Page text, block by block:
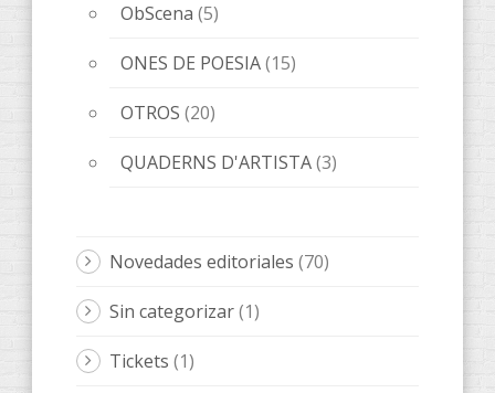
ObScena (5)
ONES DE POESIA(15)
OTROS (20)
QUADERNS D'ARTISTA(3)
Novedades editoriales (70)
Sin categorizar(1)
Tickets (1)